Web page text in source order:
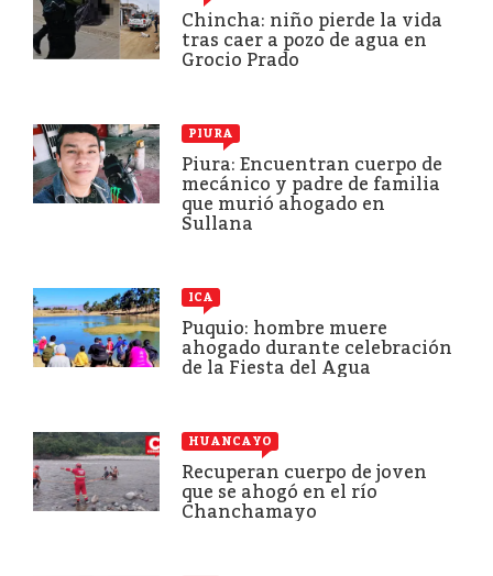
Chincha: niño pierde la vida
tras caer a pozo de agua en
Grocio Prado
PIURA
Piura: Encuentran cuerpo de
mecánico y padre de familia
que murió ahogado en
Sullana
ICA
Puquio: hombre muere
ahogado durante celebración
de la Fiesta del Agua
HUANCAYO
Recuperan cuerpo de joven
que se ahogó en el río
Chanchamayo